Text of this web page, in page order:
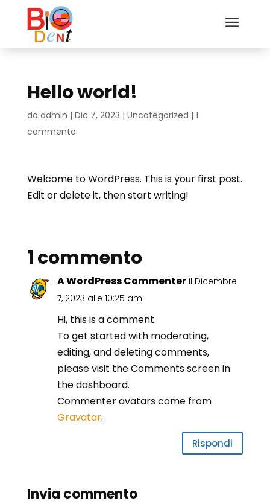
a
Hello world!
da admin | Dic 7, 2023 | Uncategorized | 1
commento
Welcome to WordPress. This is your first post.
Edit or delete it, then start writing!
1 commento
A WordPress Commenter il Dicembre
7, 2023 alle 10:25 am
Hi, this is a comment.
To get started with moderating,
editing, and deleting comments,
please visit the Comments screen in
the dashboard.
Commenter avatars come from
Gravatar.
Rispondi
Invia commento